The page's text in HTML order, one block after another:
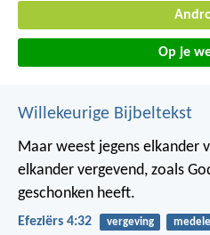
Op je
Willekeurige Bijbeltekst
Maar weest jegens elkander
elkander vergevend, zoals
geschonken heeft.
Efeziërs 4:32 vergeving